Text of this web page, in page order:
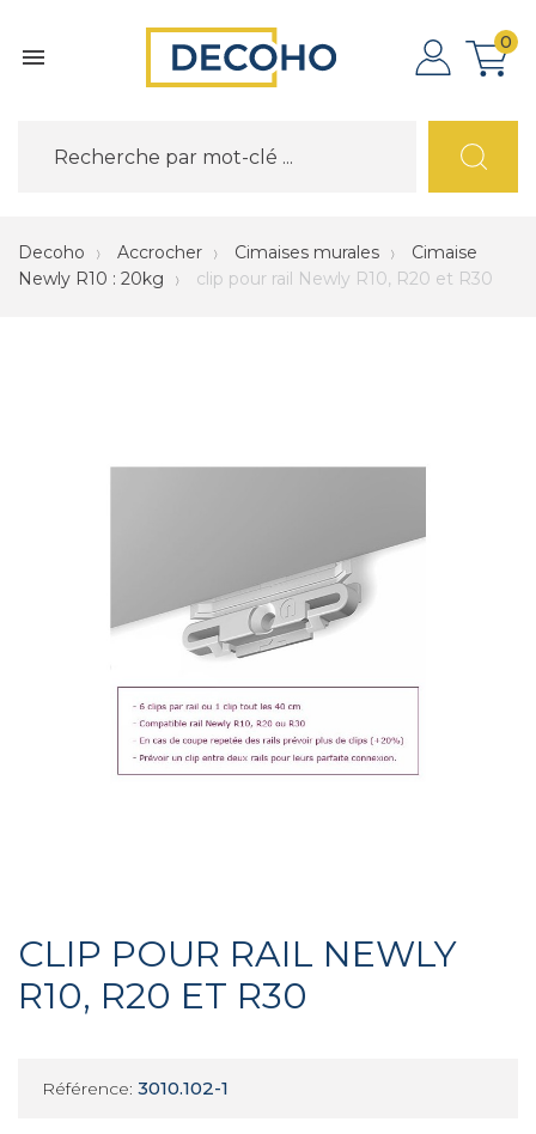

0
Decoho Accrocher Cimaises murales
Cimaise
Newly R10 : 20kg
clip pour rail Newly R10, R20 et R30
CLIP POUR RAIL NEWLY
R10, R20 ET R30
Référence: 3010.102-1